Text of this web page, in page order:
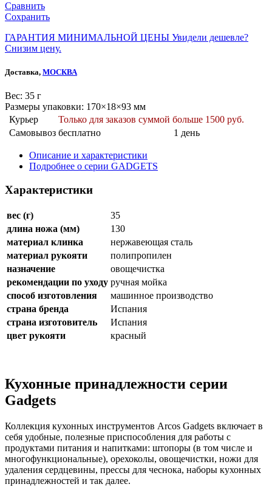
Сравнить
Сохранить
ГАРАНТИЯ МИНИМАЛЬНОЙ ЦЕНЫ Увидели дешевле?
Снизим цену.
Доставка, МОСКВА
Веc: 35 г
Размеры упаковки: 170×18×93 мм
Курьер
Только для заказов суммой больше 1500 руб.
Самовывоз бесплатно 1 день
Описание и характеристики
Подробнее о серии GADGETS
Характеристики
вес (г)
35
длина ножа (мм)
130
материал клинка
нержавеющая сталь
материал рукояти
полипропилен
назначение
овощечистка
рекомендации по уходу ручная мойка
способ изготовления
машинное производство
страна бренда
Испания
страна изготовитель
Испания
цвет рукояти
красный
Кухонные принадлежности серии
Gadgets
Коллекция кухонных инструментов Arcos Gadgets включает в
себя удобные, полезные приспособления для работы с
продуктами питания и напитками: штопоры (в том числе и
многофункциональные), орехоколы, овощечистки, ножи для
удаления сердцевины, прессы для чеснока, наборы кухонных
принадлежностей и так далее.